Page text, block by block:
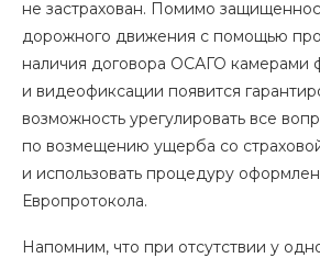
не застрахован. Помимо
дорожного движения с помощью
наличия договора ОСАГО камерами
и видеофиксации появится
возможность урегулировать все
по возмещению ущерба со
и использовать процедуру
Европротокола.
Напомним, что при отсутствии у